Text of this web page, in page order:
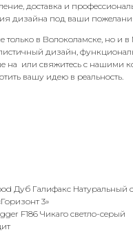
доставка и
дизайна под ваши
только в Волоколамске, но и
дизайн,
на или свяжитесь с нашими
вашу идею в реальность.
Дуб Галифакс Натуральный
3»
F186 Чикаго светло-серый